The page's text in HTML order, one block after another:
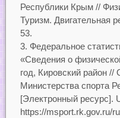
Республики Крым //
Туризм. Двигательная
53.
Федеральное
«Сведения о
год, Кировский район
Министерства спорта
[Электронный ресурс].
https://msport.rk.gov.ru/